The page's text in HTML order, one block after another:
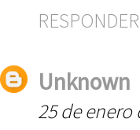
RESPONDER
Unknown
25 de enero